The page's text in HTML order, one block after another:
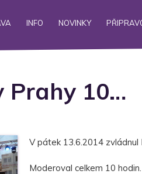
INFO NOVINKY
Prahy 10…
V pátek 13.6.2014
Moderoval celkem 10